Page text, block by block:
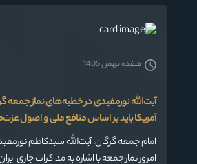
آیت‌الله نورمفیدی در خطبه‌های نماز جمعه
آمریکا باید بر اساس منافع ملی و اصول
امام جمعه گرگان، آیت‌الله سیدکاظم
امروز نماز جمعه با اشاره به مذاکرات جاری
هفده بهمن 1405